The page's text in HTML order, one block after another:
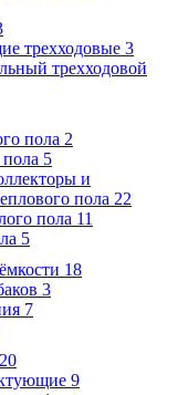
трехходовые 3
трехходовой
пола 2
5
и
пола 22
пола 11
5
18
3
7
20
9